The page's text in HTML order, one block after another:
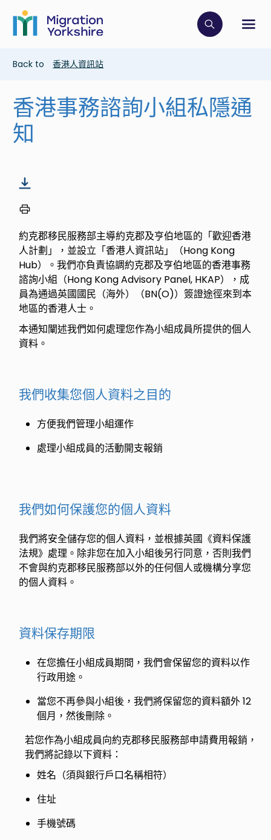
main
content
Skip
main
Click to
Breadcrumb
Back to 香港人資訊站
香港事務諮詢小組私隱通
知
約克郡移民服務部主導約克郡及亨伯地區的「歡迎香港
人計劃」，並設立「香港人資訊站」（Hong Kong
Hub）。我們亦負責協調約克郡及亨伯地區的香港事務
諮詢小組（Hong Kong Advisory Panel, HKAP），成
員為通過英國國民（海外）（BN(O)）簽證途徑來到本
地區的香港人士。
本通知闡述我們如何處理您作為小組成員所提供的個人
資料。
我們收集您個人資料之目的
方便我們管理小組運作
處理小組成員的活動開支報銷
我們如何保護您的個人資料
我們將安全儲存您的個人資料，並根據英國《資料保護
法規》處理。除非您在加入小組後另行同意，否則我們
不會與約克郡移民服務部以外的任何個人或機構分享您
的個人資料。
資料保存期限
在您擔任小組成員期間，我們會保留您的資料以作
行政用途。
當您不再參與小組後，我們將保留您的資料額外 12
個月，然後刪除。
若您作為小組成員向約克郡移民服務部申請費用報銷，
我們將記錄以下資料：
姓名（須與銀行戶口名稱相符）
住址
手機號碼